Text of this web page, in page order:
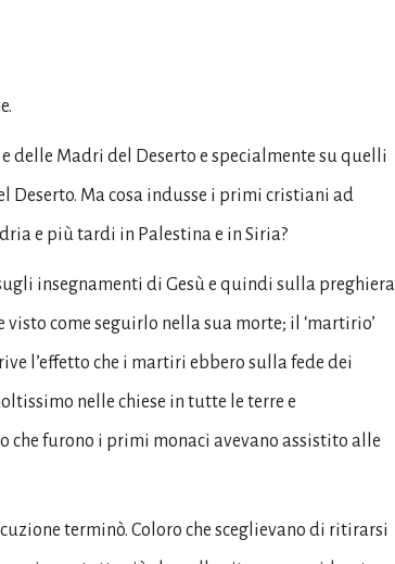
Madri del Deserto e specialmente su quelli
Deserto. Ma cosa indusse i primi cristiani ad
e più tardi in Palestina e in Siria?
insegnamenti di Gesù e quindi sulla preghiera
come seguirlo nella sua morte; il ‘martirio’
l’effetto che i martiri ebbero sulla fede dei
nelle chiese in tutte le terre e
che furono i primi monaci avevano assistito alle
terminò. Coloro che sceglievano di ritirarsi